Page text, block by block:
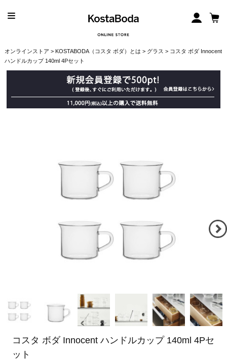
オンラインストア > KOSTABODA（コスタ ボダ）とは > グラス > コスタ ボダ Innocent
ハンドルカップ 140ml 4Pセット
コスタ ボダ Innocent ハンドルカップ 140ml 4Pセ
ット